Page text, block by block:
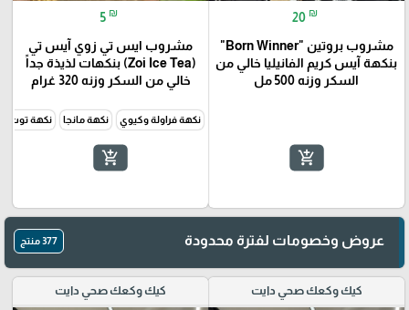
20 ₪
مشروب بروتين "Born Winner"
بنكهة آيس كريم الفانيليا خالي من
السكر وزنه 500 مل
add_shopping_cart
5 ₪
مشروب ايس تي زوي آيس تي
(Zoi Ice Tea) بنكهات لذيذة جداً
خالي من السكر وزنه 320 غرام
نكهة فراولة وكيوي نكهة مانجا نكهة توت
add_shopping_cart
عروض وخصومات لفترة محدودة 377 منتج
كيك وكعك صحي دايت كيك وكعك صحي دايت